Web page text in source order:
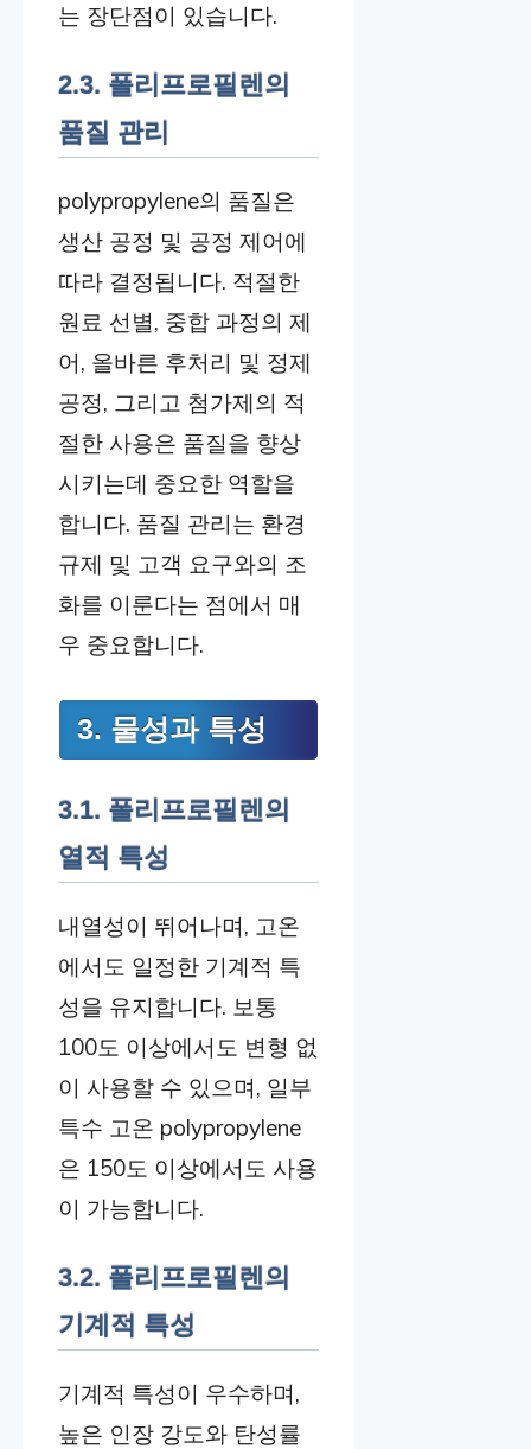
는 장단점이 있습니다.
2.3. 폴리프로필렌의
품질 관리
polypropylene의 품질은
생산 공정 및 공정 제어에
따라 결정됩니다. 적절한
원료 선별, 중합 과정의 제
어, 올바른 후처리 및 정제
공정, 그리고 첨가제의 적
절한 사용은 품질을 향상
시키는데 중요한 역할을
합니다. 품질 관리는 환경
규제 및 고객 요구와의 조
화를 이룬다는 점에서 매
우 중요합니다.
3. 물성과 특성
3.1. 폴리프로필렌의
열적 특성
내열성이 뛰어나며, 고온
에서도 일정한 기계적 특
성을 유지합니다. 보통
100도 이상에서도 변형 없
이 사용할 수 있으며, 일부
특수 고온 polypropylene
은 150도 이상에서도 사용
이 가능합니다.
3.2. 폴리프로필렌의
기계적 특성
기계적 특성이 우수하며,
높은 인장 강도와 탄성률